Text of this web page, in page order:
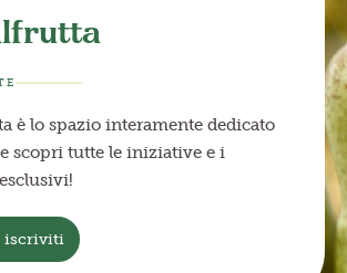
è lo spazio interamente dedicato
scopri tutte le iniziative e i
iscriviti